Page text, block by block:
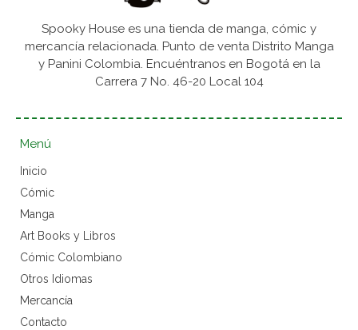
Spooky House es una tienda de manga, cómic y
mercancía relacionada. Punto de venta Distrito Manga
y Panini Colombia. Encuéntranos en Bogotá en la
Carrera 7 No. 46-20 Local 104
Menú
Inicio
Cómic
Manga
Art Books y Libros
Cómic Colombiano
Otros Idiomas
Mercancía
Contacto